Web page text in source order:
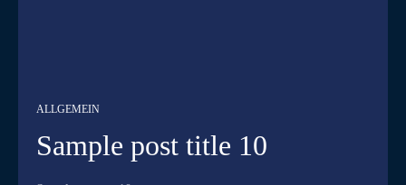
ALLGEMEIN
Sample post title 10